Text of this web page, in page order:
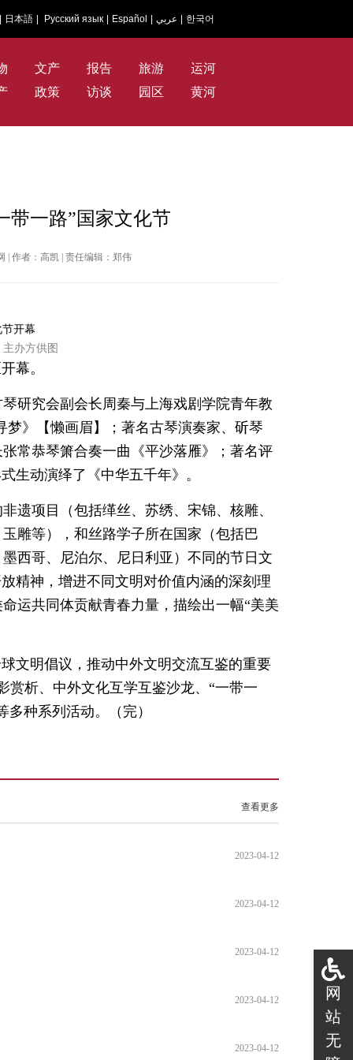
网
站
无
日本語 Русский язык Español عربي 한국어
文产 报告 旅游
运河
政策 访谈 园区 黄河
带一路”国家文化节
| 作者：高凯 | 责任编辑：郑伟
办方供图
幕。
研究会副会长周秦与上海戏剧学院青年教
梦》【懒画眉】；著名古琴演奏家、斫琴
常恭琴箫合奏一曲《平沙落雁》；著名评
生动演绎了《中华五千年》。
遗项目（包括缂丝、苏绣、宋锦、核雕、
雕等），和丝路学子所在国家（包括巴
西哥、尼泊尔、尼日利亚）不同的节日文
精神，增进不同文明对价值内涵的深刻理
运共同体贡献青春力量，描绘出一幅“美美
文明倡议，推动中外文明交流互鉴的重要
赏析、中外文化互学互鉴沙龙、“一带一
种系列活动。（完）
查看更多
2023-04-12
2023-04-12
2023-04-12
2023-04-12
2023-04-12